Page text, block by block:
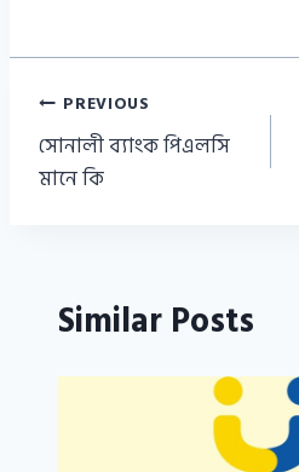
Post
navigation
PREVIOUS
সোনালী ব্যাংক পিএলসি
মানে কি
Similar Posts